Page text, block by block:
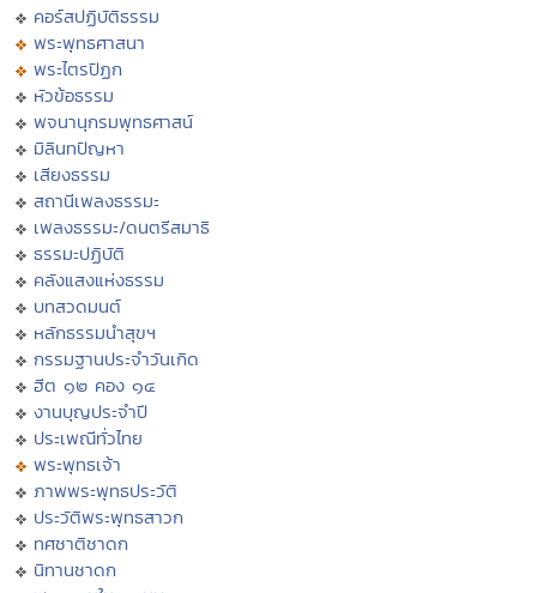
คอร์สปฏิบัติธรรม
พระพุทธศาสนา
พระไตรปิฏก
หัวข้อธรรม
พจนานุกรมพุทธศาสน์
มิลินทปัญหา
เสียงธรรม
สถานีเพลงธรรมะ
เพลงธรรมะ/ดนตรีสมาธิ
ธรรมะปฏิบัติ
คลังแสงแห่งธรรม
บทสวดมนต์
หลักธรรมนำสุขฯ
กรรมฐานประจำวันเกิด
ฮีต ๑๒ คอง ๑๔
งานบุญประจำปี
ประเพณีทั่วไทย
พระพุทธเจ้า
ภาพพระพุทธประวัติ
ประวัติพระพุทธสาวก
ทศชาติชาดก
นิทานชาดก